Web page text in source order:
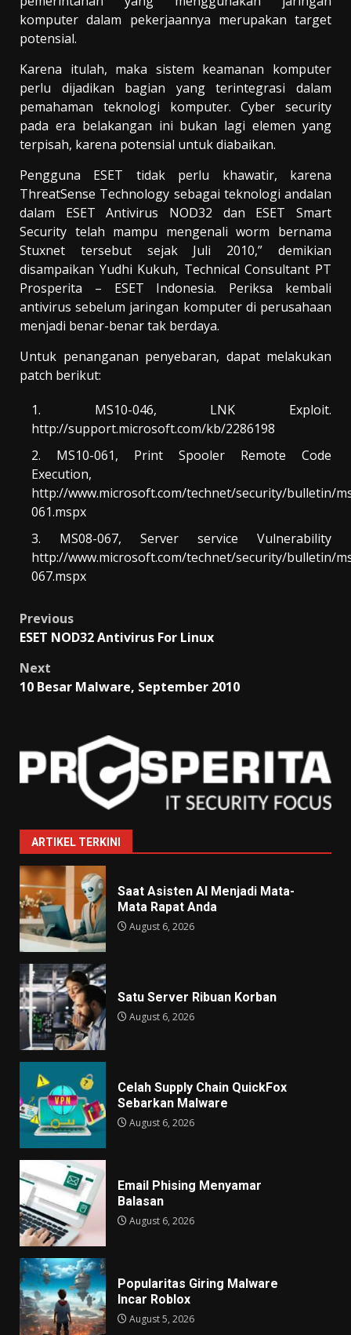
komputer dalam pekerjaannya merupakan target
potensial.
Karena itulah, maka sistem keamanan komputer
perlu dijadikan bagian yang terintegrasi dalam
pemahaman teknologi komputer. Cyber security
pada era belakangan ini bukan lagi elemen yang
terpisah, karena potensial untuk diabaikan.
Pengguna ESET tidak perlu khawatir, karena
ThreatSense Technology sebagai teknologi andalan
dalam ESET Antivirus NOD32 dan ESET Smart
Security telah mampu mengenali worm bernama
Stuxnet tersebut sejak Juli 2010,” demikian
disampaikan Yudhi Kukuh, Technical Consultant PT
Prosperita – ESET Indonesia. Periksa kembali
antivirus sebelum jaringan komputer di perusahaan
menjadi benar-benar tak berdaya.
Untuk penanganan penyebaran, dapat melakukan
patch berikut:
MS10-046, LNK Exploit.
http://support.microsoft.com/kb/2286198
MS10-061, Print Spooler Remote Code
Execution,
http://www.microsoft.com/technet/security/bulletin/
061.mspx
MS08-067, Server service Vulnerability
http://www.microsoft.com/technet/security/bulletin/
067.mspx
Post
Previous
ESET NOD32 Antivirus For Linux
Next
10 Besar Malware, September 2010
ARTIKEL TERKINI
Saat Asisten AI Menjadi Mata-
Mata Rapat Anda
August 6, 2026
Satu Server Ribuan Korban
August 6, 2026
Celah Supply Chain QuickFox
Sebarkan Malware
August 6, 2026
Email Phising Menyamar
Balasan
August 6, 2026
Popularitas Giring Malware
Incar Roblox
August 5, 2026